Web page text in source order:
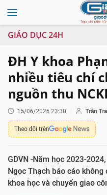
GIÁO DỤC 24H
ĐH Y khoa
nhiều tiêu chí
nguồn thu
15/06/2025 23:30 Trần
Theo dõi trên
GDVN -Năm học 2023-
Ngọc Thạch báo cáo
khoa học và chuyển giao